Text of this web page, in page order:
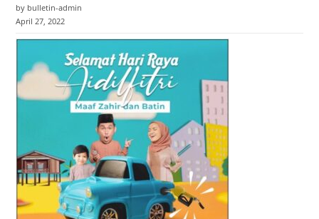
by bulletin-admin
April 27, 2022